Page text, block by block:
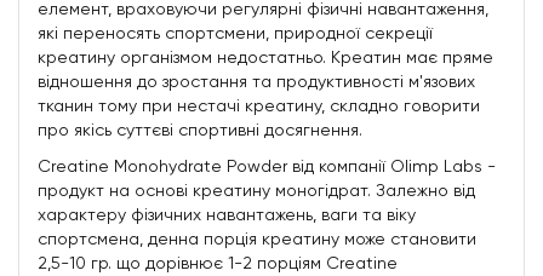
елемент, враховуючи регулярні фізичні навантаження,
які переносять спортсмени, природної секреції
креатину організмом недостатньо. Креатин має пряме
відношення до зростання та продуктивності м'язових
тканин тому при нестачі креатину, складно говорити
про якісь суттєві спортивні досягнення.
Creatine Monohydrate Powder від компанії Olimp Labs -
продукт на основі креатину моногідрат. Залежно від
характеру фізичних навантажень, ваги та віку
спортсмена, денна порція креатину може становити
2,5-10 гр. що дорівнює 1-2 порціям Creatine